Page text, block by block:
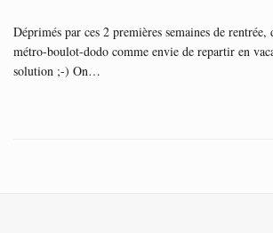
Déprimés par ces 2 premières semaines de
métro-boulot-dodo comme envie de repartir en
solution ;-) On…